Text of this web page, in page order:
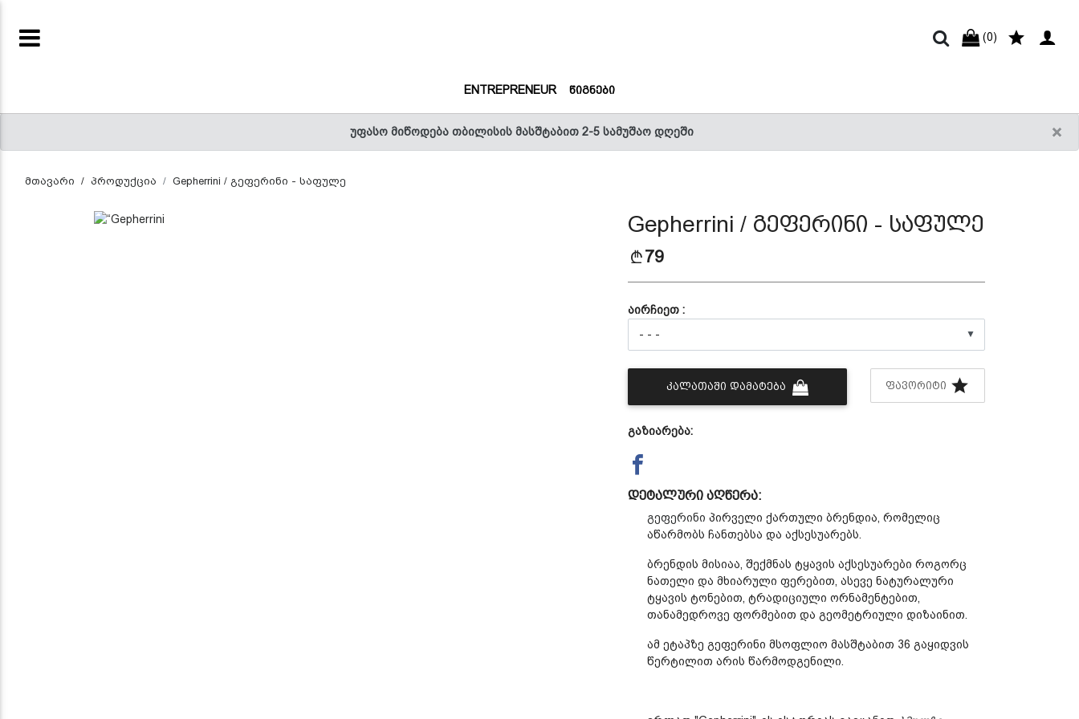
×
უფასო მიწოდება თბილისის მასშტაბით 2-5 სამუშაო დღეში
ᲬᲘᲒᲜᲔᲑᲘ
(CURRENT)
(0)
ENTREPRENEUR(CURRENT)
ᲬᲘᲒᲜᲔᲑᲘ(CURRENT)
მთავარი პროდუქცია Gepherrini / გეფერინი - საფულე
Gepherrini / გეფერინი - საფულე
79
აირჩიეთ :
▼
ᲙᲐᲚᲐᲗᲐᲨᲘ ᲓᲐᲛᲐᲢᲔᲑᲐ ᲤᲐᲕᲝᲠᲘᲢᲘ
გაზიარება:
დეტალური აღწერა:
გეფერინი პირველი ქართული ბრენდია, რომელიც
აწარმობს ჩანთებსა და აქსესუარებს.
ბრენდის მისიაა, შექმნას ტყავის აქსესუარები როგორც
ნათელი და მხიარული ფერებით, ასევე ნატურალური
ტყავის ტონებით, ტრადიციული ორნამენტებით,
თანამედროვე ფორმებით და გეომეტრიული დიზაინით.
ამ ეტაპზე გეფერინი მსოფლიო მასშტაბით 36 გაყიდვის
წერტილით არის წარმოდგენილი.